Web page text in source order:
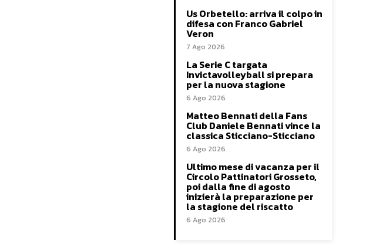
Us Orbetello: arriva il colpo in
difesa con Franco Gabriel
Veron
7 Ago 2026
La Serie C targata
Invictavolleyball si prepara
per la nuova stagione
6 Ago 2026
Matteo Bennati della Fans
Club Daniele Bennati vince la
classica Sticciano-Sticciano
6 Ago 2026
Ultimo mese di vacanza per il
Circolo Pattinatori Grosseto,
poi dalla fine di agosto
inizierà la preparazione per
la stagione del riscatto
6 Ago 2026